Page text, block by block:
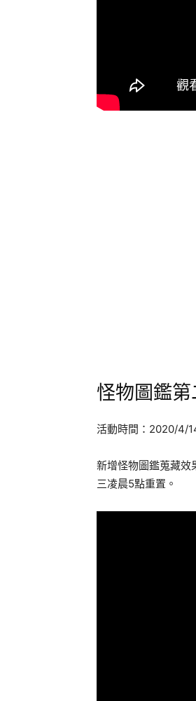
怪物圖鑑第
活動時間：2020/4/
新增怪物圖鑑蒐藏效
三凌晨5點重置。